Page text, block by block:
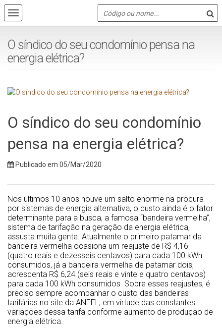
O síndico do seu condomínio pensa na
energia elétrica?
O síndico do seu condomínio
pensa na energia elétrica?
Publicado em 05/Mar/2020
Nos últimos 10 anos houve um salto enorme na procura
por sistemas de energia alternativa, o custo ainda é o fator
determinante para a busca, a famosa “bandeira vermelha”,
sistema de tarifação na geração da energia elétrica,
assusta muita gente. Atualmente o primeiro patamar da
bandeira vermelha ocasiona um reajuste de R$ 4,16
(quatro reais e dezesseis centavos) para cada 100 kWh
consumidos, já a bandeira vermelha de patamar dois,
acrescenta R$ 6,24 (seis reais e vinte e quatro centavos)
para cada 100 kWh consumidos. Sobre esses reajustes, é
preciso sempre acompanhar o custo das bandeiras
tarifárias no site da ANEEL, em virtude das constantes
variações dessa tarifa conforme aumento de produção de
energia elétrica.